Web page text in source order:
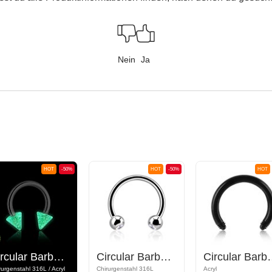
Nein Ja
-50%
HOT
Circular Barbell mit "Glow in the dark" Aufsatz
316L / Acryl
-50%
HOT
Circular Barbell mit Kugeln und Kristallsteinchen
Chirurgenstahl 316L
HOT
Acryl